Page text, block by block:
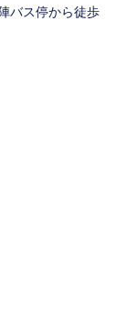
バス停から徒歩